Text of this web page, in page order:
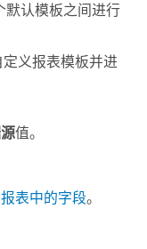
默认模板之间进行
义报表模板并进
值。
表中的字段。